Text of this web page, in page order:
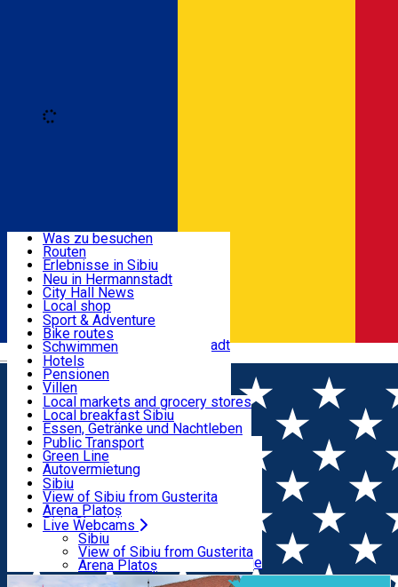
Română
Nützliche informationen
Aktivitäten & Abenteuer
Unterkunft
Essen, Getränke & Nachtleben
Transport & Parken
Live Webcams
Was zu besuchen
Routen
Erlebnisse in Sibiu
Podcast
Kultur
Museen
Kirchen
Parks, Zoo
Im Umkreis von Hermannstadt
Neu in Hermannstadt
City Hall News
Local shop
Sibiu Handwerker
Sibiul Verde
Public services
Bildung
Wie komme ich nach Sibiu?
Touristeninfo
Reiseführer
Guided tours
Local publication
Schönheitssalon
Sport & Adventure
Bike routes
Schwimmen
Reiten
Fitnessstudio
Loc de joacă indoor
Loc de joacă outdoor
Ski
Eislaufen
Yoga
Hotels
Pensionen
Villen
Hostels
Motels
Camping
Zimmer zu vermieten
Wohnungen
Unterkunft außerhalb von Sibiu
Local markets and grocery stores
Local breakfast Sibiu
Essen, Getränke und Nachtleben
Pizza
Fast Food
Kaffeestube
Konditorei
Pub, Bar
Nachtclubs
Bäckerei
Public Transport
Green Line
Autovermietung
Fahrad verleih
Scooter rentals
Taxi
Ride Sharing
Park-Tickets
Parkplätze
Ladestationen für Elektrofahrzeuge
Sibiu
View of Sibiu from Gusterita
Arena Platoș
Live Webcams
Sibiu
View of Sibiu from Gusterita
Arena Platoș
Home Outside Sibiu
Atelier de pictură în aer liber -
Cisnădioara